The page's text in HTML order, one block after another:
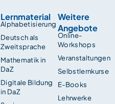
Lernmaterial
Alphabetisierung
Deutsch als
Zweitsprache
Mathematik in
DaZ
Digitale Bildung
in DaZ
Weitere
Angebote
Online-
Workshops
Veranstaltungen
Selbstlernkurse
E-Books
Lehrwerke